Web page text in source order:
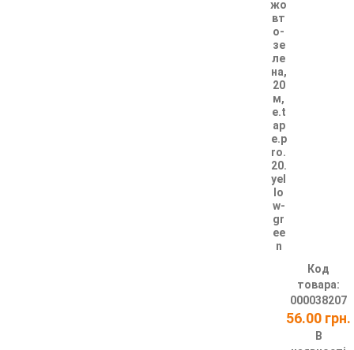
жо
вт
о-
зе
ле
на,
20
м,
e.t
ap
e.p
ro.
20.
yel
lo
w-
gr
ee
n
Код
товара:
000038207
56.00 грн.
В